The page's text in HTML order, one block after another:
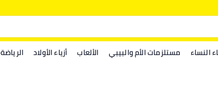
النساء مستلزمات الأم والبيبي الألعاب أزياء الأولاد الرياضة